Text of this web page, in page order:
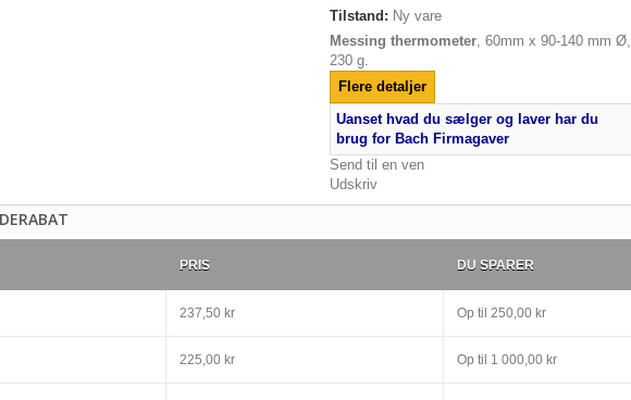
Tilstand: Ny vare
Messing thermometer, 60mm x 90-140 mm Ø,
230 g.
Flere detaljer
Uanset hvad du sælger og laver har du
brug for Bach Firmagaver
Send til en ven
Udskriv
PRIS DU SPARER
237,50 kr Op til 250,00 kr
225,00 kr Op til 1 000,00 kr